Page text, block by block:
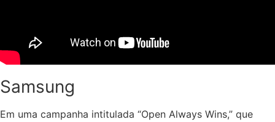
Samsung
Em uma campanha intitulada “Open Always Wins,” que